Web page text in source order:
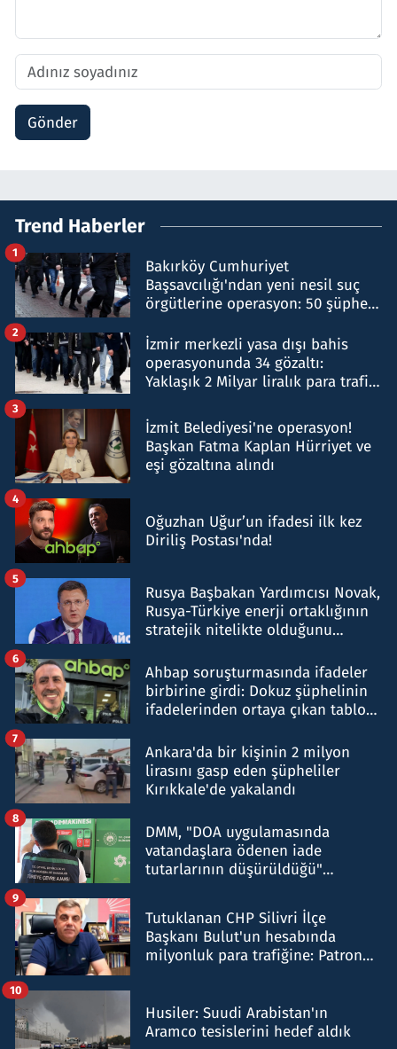
Gönder
Trend Haberler
Bakırköy Cumhuriyet
Başsavcılığı'ndan yeni nesil suç
örgütlerine operasyon: 50 şüpheli
1
İzmir merkezli yasa dışı bahis
operasyonunda 34 gözaltı:
Yaklaşık 2 Milyar liralık para trafiği
2
İzmit Belediyesi'ne operasyon!
Başkan Fatma Kaplan Hürriyet ve
eşi gözaltına alındı
3
Oğuzhan Uğur’un ifadesi ilk kez
Diriliş Postası'nda!
4
Rusya Başbakan Yardımcısı Novak,
Rusya-Türkiye enerji ortaklığının
stratejik nitelikte olduğunu
5
Ahbap soruşturmasında ifadeler
birbirine girdi: Dokuz şüphelinin
ifadelerinden ortaya çıkan tablo
6
Ankara'da bir kişinin 2 milyon
lirasını gasp eden şüpheliler
Kırıkkale'de yakalandı
7
DMM, "DOA uygulamasında
vatandaşlara ödenen iade
tutarlarının düşürüldüğü"
8
Tutuklanan CHP Silivri İlçe
Başkanı Bulut'un hesabında
milyonluk para trafiğine: Patron
9
Husiler: Suudi Arabistan'ın
Aramco tesislerini hedef aldık
10